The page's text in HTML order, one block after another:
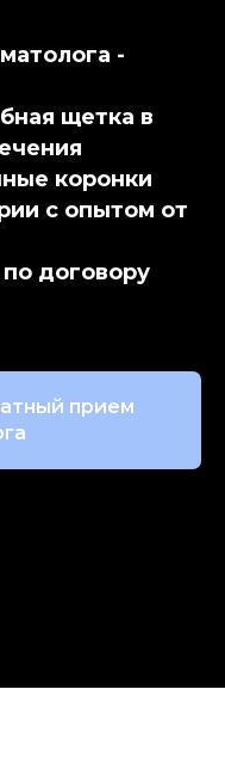
-
щетка в
коронки
с опытом от
договору
прием